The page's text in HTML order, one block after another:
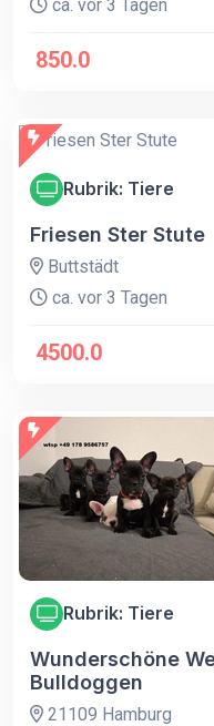
ca. vor 3 Tagen
850.0
Rubrik: Tiere
Friesen Ster Stute
Buttstädt
ca. vor 3 Tagen
4500.0
Rubrik: Tiere
Wunderschöne
Bulldoggen
21109 Hamburg